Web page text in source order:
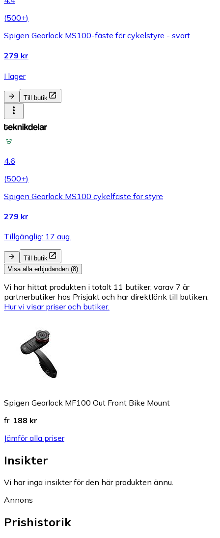
(500+)
Spigen Gearlock MS100-fäste för cykelstyre - svart
279 kr
I lager
Till butik
4.6
(500+)
Spigen Gearlock MS100 cykelfäste för styre
279 kr
Tillgänglig: 17 aug.
Till butik
Visa alla erbjudanden (8)
Vi har hittat produkten i totalt 11 butiker, varav 7 är
partnerbutiker hos Prisjakt och har direktlänk till butiken.
Hur vi visar priser och butiker.
Spigen Gearlock MF100 Out Front Bike Mount
fr. 188 kr
Jämför alla priser
Insikter
Vi har inga insikter för den här produkten ännu.
Annons
Prishistorik